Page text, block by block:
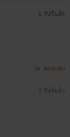
2 วันที่แล้ว
ตอบกลับ
2 วันที่แล้ว